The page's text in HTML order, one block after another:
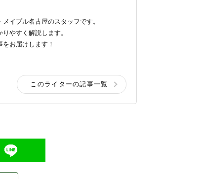
イプル名古屋のスタッフです。
やすく解説します。
お届けします！
このライターの記事一覧